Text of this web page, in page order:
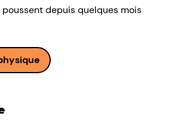
poussent depuis quelques mois